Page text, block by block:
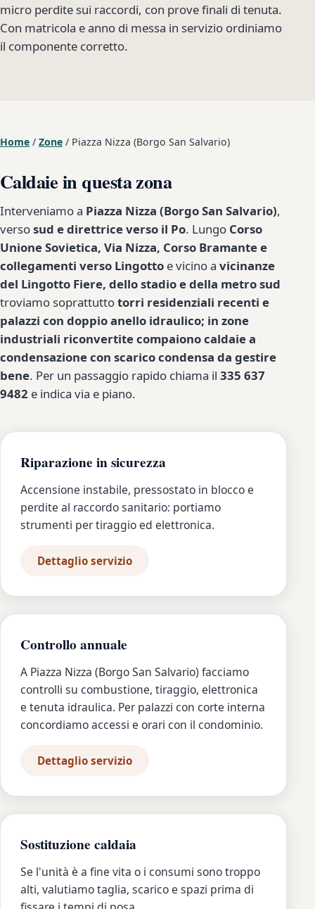
micro perdite sui raccordi, con prove finali di tenuta.
Con matricola e anno di messa in servizio ordiniamo
il componente corretto.
Home / Zone / Piazza Nizza (Borgo San Salvario)
Caldaie in questa zona
Interveniamo a Piazza Nizza (Borgo San Salvario),
versosud e direttrice verso il Po. Lungo Corso
Unione Sovietica, Via Nizza, Corso Bramante e
collegamenti verso Lingotto e vicino a vicinanze
del Lingotto Fiere, dello stadio e della metro sud
troviamo soprattuttotorri residenziali recenti e
palazzi con doppio anello idraulico; in zone
industriali riconvertite compaiono caldaie a
condensazione con scarico condensa da gestire
bene. Per un passaggio rapido chiama il 335 637
9482 e indica via e piano.
Riparazione in sicurezza
Accensione instabile, pressostato in blocco e
perdite al raccordo sanitario: portiamo
strumenti per tiraggio ed elettronica.
Dettaglio servizio
Controllo annuale
A Piazza Nizza (Borgo San Salvario) facciamo
controlli su combustione, tiraggio, elettronica
e tenuta idraulica. Per palazzi con corte interna
concordiamo accessi e orari con il condominio.
Dettaglio servizio
Sostituzione caldaia
Se l'unità è a fine vita o i consumi sono troppo
alti, valutiamo taglia, scarico e spazi prima di